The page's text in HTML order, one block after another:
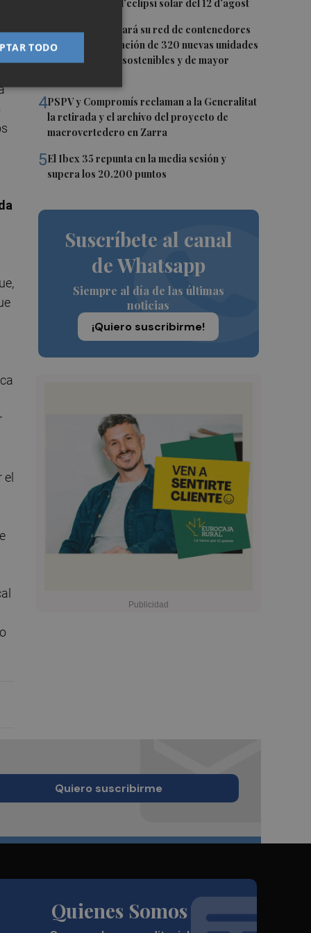
per a gaudir de l’eclipsi solar del 12 d’agost
3Riba-roja renovará su red de contenedores
con la incorporación de 320 nuevas unidades
más accesibles, sostenibles y de mayor
4PSPV y Compromís reclaman a la Generalitat
la retirada y el archivo del proyecto de
macrovertedero en Zarra
5El Ibex 35 repunta en la media sesión y
supera los 20.200 puntos
Suscríbete al canal
de Whatsapp
Siempre al día de las últimas
noticias
¡Quiero suscribirme!
el
Quiero suscribirme
Quienes Somos
TODO